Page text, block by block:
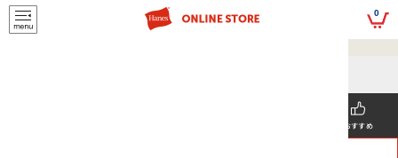
script> 0
おすすめ